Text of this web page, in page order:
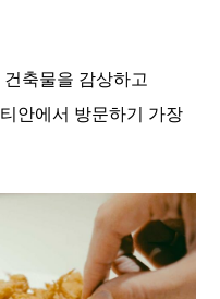
축물을 감상하고
안에서 방문하기 가장